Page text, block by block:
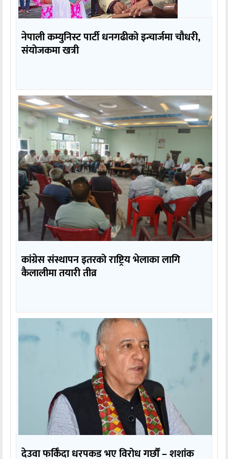
नेपाली कम्युनिस्ट पार्टी धनगढीको इन्चार्जमा चौधरी,
संयोजकमा खत्री
कांग्रेस संस्थापन इतरको राष्ट्रिय भेलाका लागि
कैलालीमा तयारी तीव्र
देउवा फर्किँदा धरपकड भए विरोध गर्छौँं – शशांक